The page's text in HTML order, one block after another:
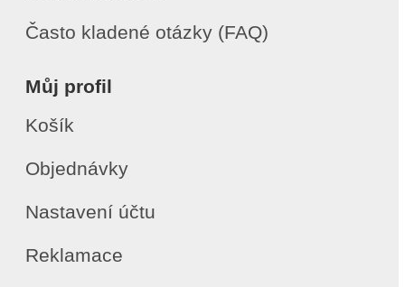
Často kladené otázky (FAQ)
Můj profil
Košík
Objednávky
Nastavení účtu
Reklamace